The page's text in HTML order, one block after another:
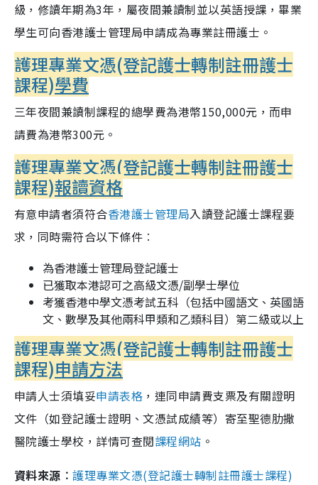
級，修讀年期為3年，屬夜間兼讀制並以英語授課，畢業
學生可向香港護士管理局申請成為專業註冊護士。
護理專業文憑(登記護士轉制註冊護士
課程)學費
三年夜間兼讀制課程的總學費為港幣150,000元，而申
請費為港幣300元。
護理專業文憑(登記護士轉制註冊護士
課程)報讀資格
有意申請者須符合香港護士管理局入讀登記護士課程要
求，同時需符合以下條件︰
為香港護士管理局登記護士
已獲取本港認可之高級文憑/副學士學位
考獲香港中學文憑考試五科（包括中國語文、英國語
文、數學及其他兩科甲類和乙類科目）第二級或以上
護理專業文憑(登記護士轉制註冊護士
課程)申請方法
申請人士須填妥申請表格 ，連同申請費支票及有關證明
文件（如登記護士證明、文憑試成績等）寄至聖德肋撒
醫院護士學校，詳情可查閱課程網站 。
資料來源︰護理專業文憑(登記護士轉制註冊護士課程)